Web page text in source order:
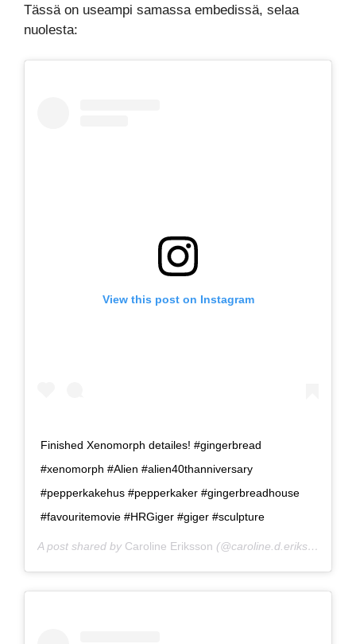
Tässä on useampi samassa embedissä, selaa
nuolesta:
View this post on Instagram
Finished Xenomorph detailes! #gingerbread
#xenomorph #Alien #alien40thanniversary
#pepperkakehus #pepperkaker #gingerbreadhouse
#favouritemovie #HRGiger #giger #sculpture
A post shared by Caroline Eriksson (@caroline.d.eriksson) on